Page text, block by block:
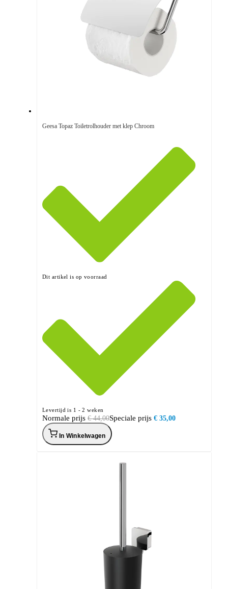
Geesa Topaz Toiletrolhouder met klep Chroom
Dit artikel is op voorraad
Levertijd is 1 - 2 weken
Speciale prijs € 35,00
Normale prijs € 44,00
In Winkelwagen